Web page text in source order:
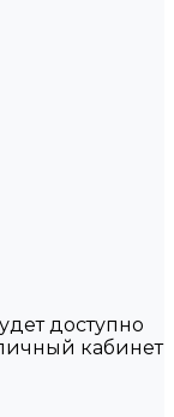
доступно
кабинет